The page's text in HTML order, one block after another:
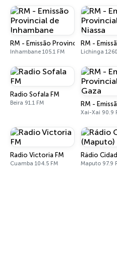
RM - Emissão Provincial de
Inhambane 105.1 FM
RM -
Lichinga
Radio Sofala FM
Beira 91.1 FM RM -
Xai-Xai 90.9
Radio Victoria FM
Cuamba 104.5 FM
Rádio
Maputo 97.9